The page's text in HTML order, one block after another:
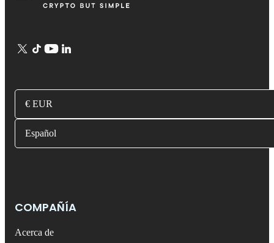
€ EUR
Español
COMPAÑÍA
Acerca de